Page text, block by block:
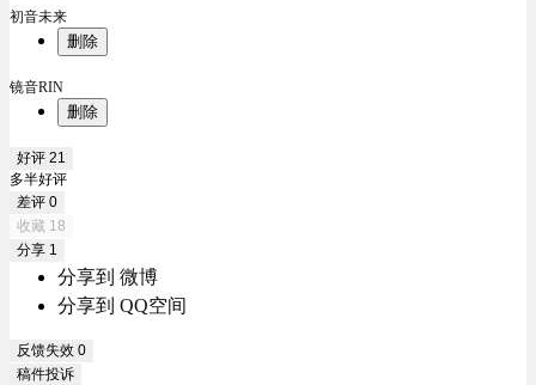
初音未来
删除
镜音RIN
删除
好评 21
多半好评
差评 0
收藏 18
分享 1
分享到 微博
分享到 QQ空间
反馈失效 0
稿件投诉